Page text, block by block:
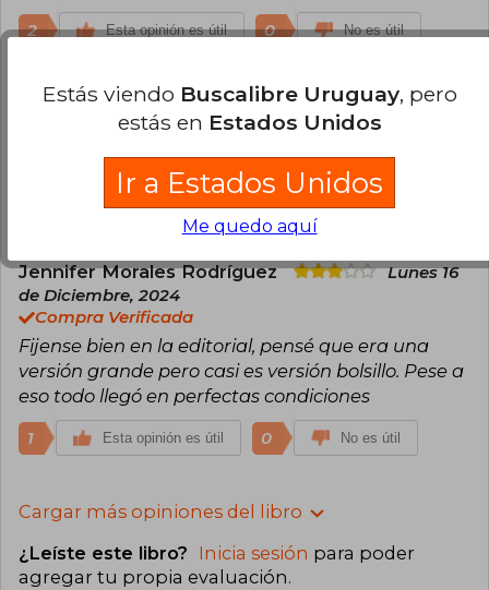
2 Esta opinión es útil 0 No es útil
Raquel Sánchez San Martín
Miércoles
08 de Marzo, 2023
Muy bueno lo recomiendo
Esta opinión es útil 0 No es útil
Jennifer Morales Rodríguez
Lunes 16
de Diciembre, 2024
Compra Verificada
Fijense bien en la editorial, pensé que era una
versión grande pero casi es versión bolsillo. Pese a
eso todo llegó en perfectas condiciones
1 Esta opinión es útil 0 No es útil
Cargar más opiniones del libro
¿Leíste este libro? Inicia sesión para poder
agregar tu propia evaluación.
Estás viendo Buscalibre Uruguay, pero
estás en Estados Unidos
Ir a Estados Unidos
Me quedo aquí